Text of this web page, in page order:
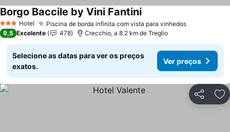
3 EstrelasHotel Piscina de borda infinita com vista para vinhedos
Borgo Baccile by Vini Fantini
9,5 Excelente 478 Crecchio, a 8.2 km de Treglio
Selecione as datas para ver os preços
exatos.
Ver preços
Partilhar